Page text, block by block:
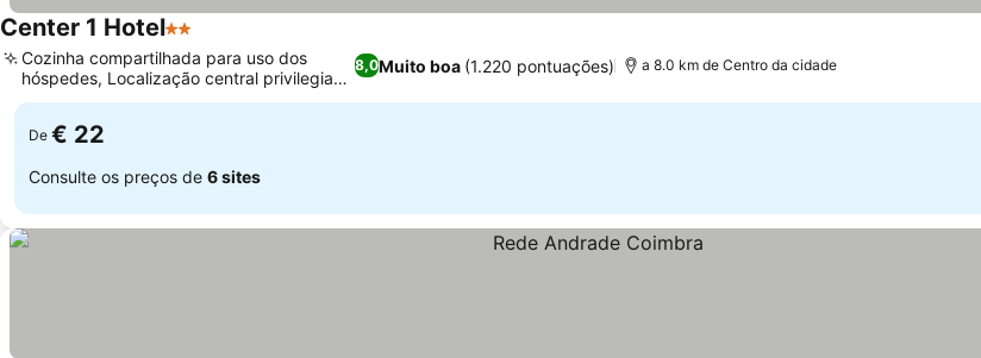
Center 1 Hotel2 Estrelas
8,0Muito boa (1.220 pontuações)
Cozinha compartilhada para uso dos
hóspedes, Localização central privilegiada
em Fortaleza
a 8.0 km de Centro da cidade
De € 22
Consulte os preços de 6 sites